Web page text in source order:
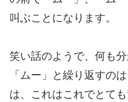
叫ぶことになります。
笑い話のようで、何も
「ムー」と繰り返すの
は、これはこれでとて